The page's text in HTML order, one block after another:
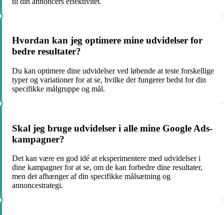
Hvordan kan jeg optimere mine udvidelser for
bedre resultater?
Du kan optimere dine udvidelser ved løbende at teste forskellige
typer og variationer for at se, hvilke der fungerer bedst for din
specifikke målgruppe og mål.
Skal jeg bruge udvidelser i alle mine Google Ads-
kampagner?
Det kan være en god idé at eksperimentere med udvidelser i
dine kampagner for at se, om de kan forbedre dine resultater,
men det afhænger af din specifikke målsætning og
annoncestrategi.